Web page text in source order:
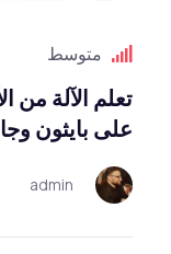
متوسط
تعلم الآلة من
على بايثون
admin